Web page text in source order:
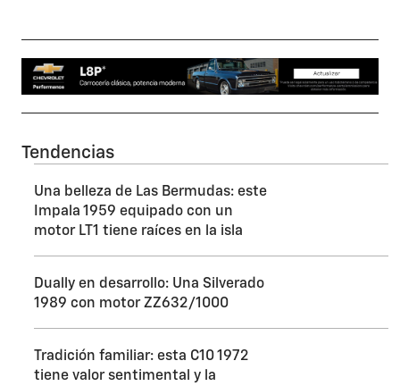
Tendencias
Una belleza de Las Bermudas: este
Impala 1959 equipado con un
motor LT1 tiene raíces en la isla
Dually en desarrollo: Una Silverado
1989 con motor ZZ632/1000
Tradición familiar: esta C10 1972
tiene valor sentimental y la